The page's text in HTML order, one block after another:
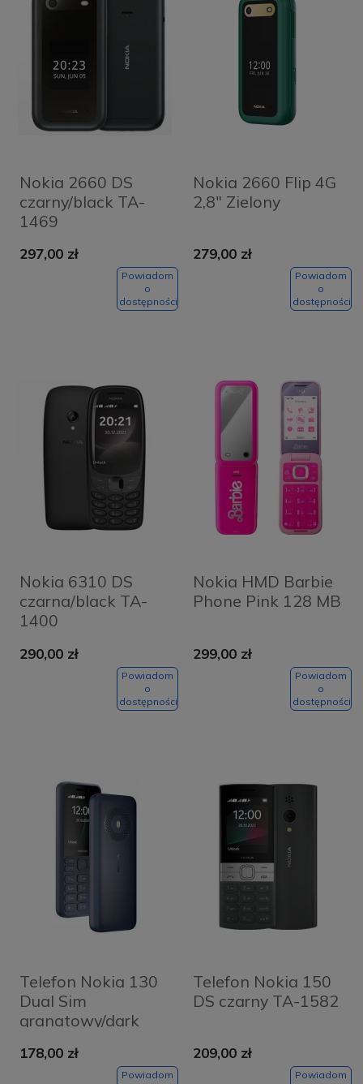
Nokia 2660 DS
czarny/black TA-
1469
297,00 zł
Powiadom
o
dostępności
Nokia 2660 Flip 4G
2,8" Zielony
279,00 zł
Powiadom
o
dostępności
Nokia 6310 DS
czarna/black TA-
1400
290,00 zł
Powiadom
o
dostępności
Nokia HMD Barbie
Phone Pink 128 MB
299,00 zł
Powiadom
o
dostępności
Telefon Nokia 130
Dual Sim
granatowy/dark
178,00 zł
Powiadom
Telefon Nokia 150
DS czarny TA-1582
209,00 zł
Powiadom